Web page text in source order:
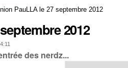
PauLLA le 27 septembre 2012
2012
des nerdz...